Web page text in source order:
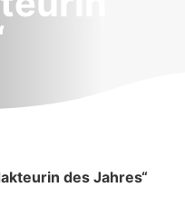
des Jahres“